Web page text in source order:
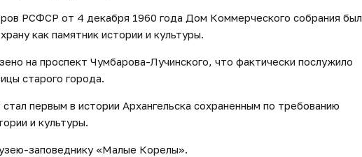
РСФСР от 4 декабря 1960 года Дом Коммерческого собрания был
как памятник истории и культуры.
на проспект Чумбарова-Лучинского, что фактически послужило
старого города.
первым в истории Архангельска сохраненным по требованию
и культуры.
заповеднику «Малые Корелы».